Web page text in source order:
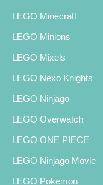
LEGO Minecraft
LEGO Minions
LEGO Mixels
LEGO Nexo Knights
LEGO Ninjago
LEGO Overwatch
LEGO ONE PIECE
LEGO Ninjago Movie
LEGO Pokemon